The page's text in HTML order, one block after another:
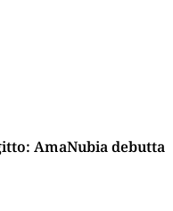
AmaNubia debutta